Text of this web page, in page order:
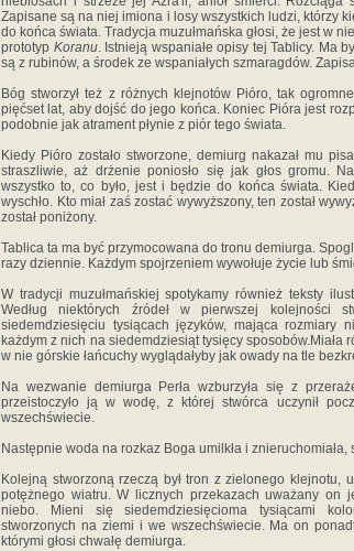
Zapisane są na niej imiona i losy wszystkich ludzi, którzy
do końca świata. Tradycja muzułmańska głosi, że jest w
prototyp Koranu. Istnieją wspaniałe opisy tej Tablicy. Ma
są z rubinów, a środek ze wspaniałych szmaragdów.
Bóg stworzył też z różnych klejnotów Pióro, tak
pięćset lat, aby dojść do jego końca. Koniec Pióra jest
podobnie jak atrament płynie z piór tego świata.
Kiedy Pióro zostało stworzone, demiurg nakazał mu
straszliwie, aż drżenie poniosło się jak głos gromu.
wszystko to, co było, jest i będzie do końca świata.
wyschło. Kto miał zaś zostać wywyższony, ten został
został poniżony.
Tablica ta ma być przymocowana do tronu demiurga.
razy dziennie. Każdym spojrzeniem wywołuje życie lub
W tradycji muzułmańskiej spotykamy również teksty
Według niektórych źródeł w pierwszej kolejności
siedemdziesięciu tysiącach języków, mająca rozmiary
każdym z nich na siedemdziesiąt tysięcy sposobów.Miała
w nie górskie łańcuchy wyglądałyby jak owady na tle
Na wezwanie demiurga Perła wzburzyła się z
przeistoczyło ją w wodę, z której stwórca uczynił
wszechświecie.
Następnie woda na rozkaz Boga umilkła i
Kolejną stworzoną rzeczą był tron z zielonego klejnotu,
potężnego wiatru. W licznych przekazach uważany on
niebo. Mieni się siedemdziesięcioma tysiącami
stworzonych na ziemi i we wszechświecie. Ma on
którymi głosi chwałę demiurga.